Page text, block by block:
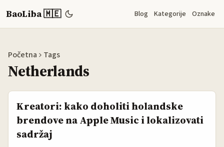
BaoLiba 🇲🇪 Blog Kategorije Oznake
Početna Tags
Netherlands
Kreatori: kako doholiti holandske
brendove na Apple Music i lokalizovati
sadržaj